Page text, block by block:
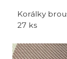
Korálky
27 ks